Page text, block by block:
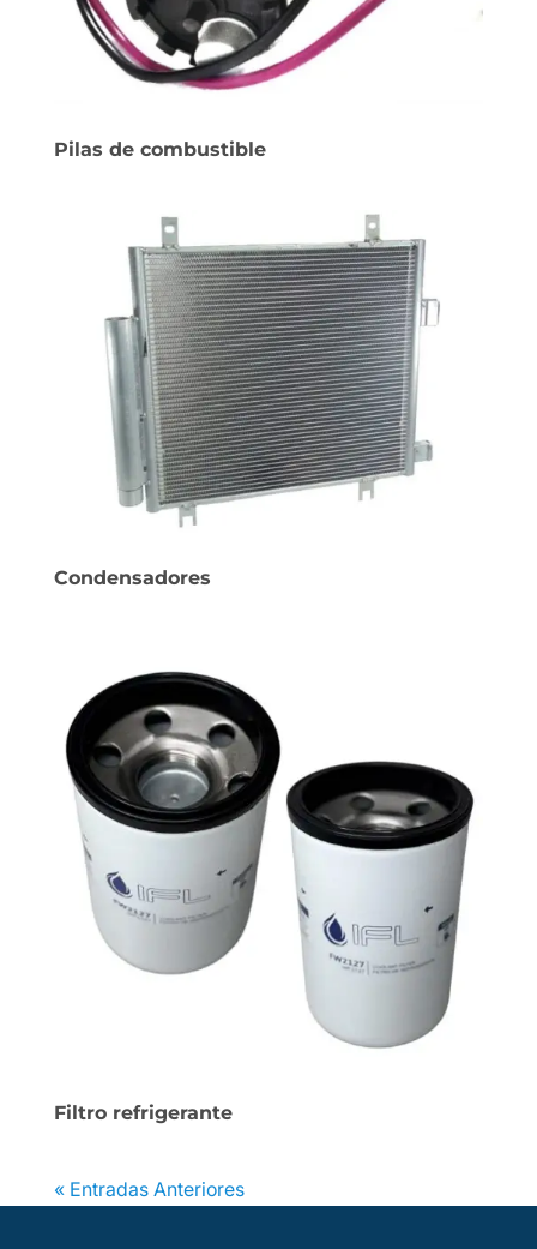
Pilas de combustible
Condensadores
Filtro refrigerante
« Entradas Anteriores